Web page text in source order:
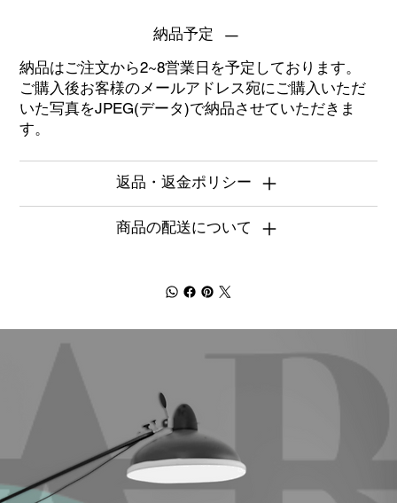
納品予定
納品はご注文から2~8営業日を予定しております。
ご購入後お客様のメールアドレス宛にご購入いただ
いた写真をJPEG(データ)で納品させていただきま
す。
返品・返金ポリシー
商品の配送について